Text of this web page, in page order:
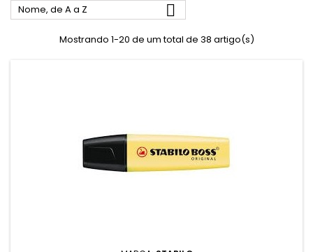
Nome, de A a Z 
Mostrando 1-20 de um total de 38 artigo(s)